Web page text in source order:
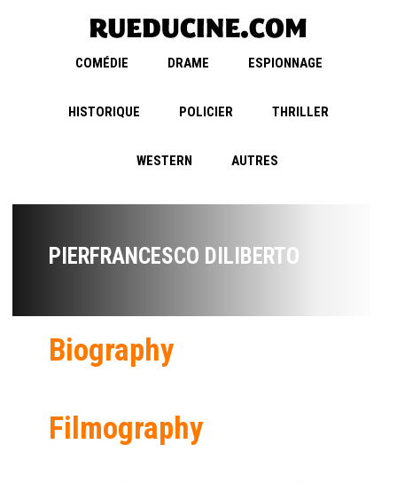
COMÉDIE DRAME ESPIONNAGE
HISTORIQUE POLICIER THRILLER
WESTERN AUTRES
PIERFRANCESCO DILIBERTO
Biography
Filmography